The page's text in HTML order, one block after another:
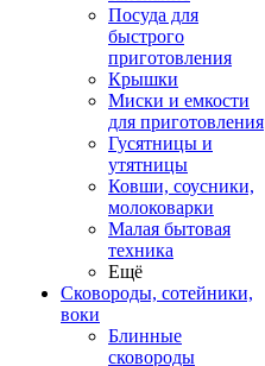
Посуда для
быстрого
приготовления
Крышки
Миски и емкости
для приготовления
Гусятницы и
утятницы
Ковши, соусники,
молоковарки
Малая бытовая
техника
Ещё
Сковороды, сотейники,
воки
Блинные
сковороды